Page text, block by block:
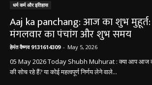
धर्म कर्म और इतिहास
Aaj ka panchang: आज का शुभ
मंगलवार का पंचांग और शुभ समय
हेमंत वैष्णव 9131614309 - May 5, 2026
05 May 2026 Today Shubh Muhurat : क्या आप आज
की सोच रहे हैं? या कोई महत्वपूर्ण निर्णय लेने वाले...